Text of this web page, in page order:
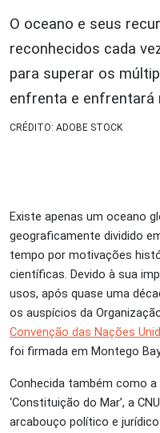
O oceano e seus
reconhecidos cada
para superar os
enfrenta e enfrentará
CRÉDITO: ADOBE STOCK
Existe apenas um oceano
geograficamente dividido
tempo por motivações
científicas. Devido à sua
usos, após quase uma
os auspícios da
Convenção das Nações
foi firmada em Montego
Conhecida também como a
‘Constituição do Mar’, a
arcabouço político e